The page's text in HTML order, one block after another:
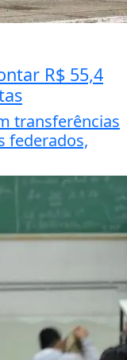
R$ 55,4
transferências
federados,